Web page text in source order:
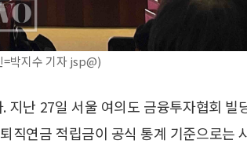
박지수 기자 jsp@)
난 27일 서울 여의도 금융투자협회 빌
직연금 적립금이 공식 통계 기준으로는